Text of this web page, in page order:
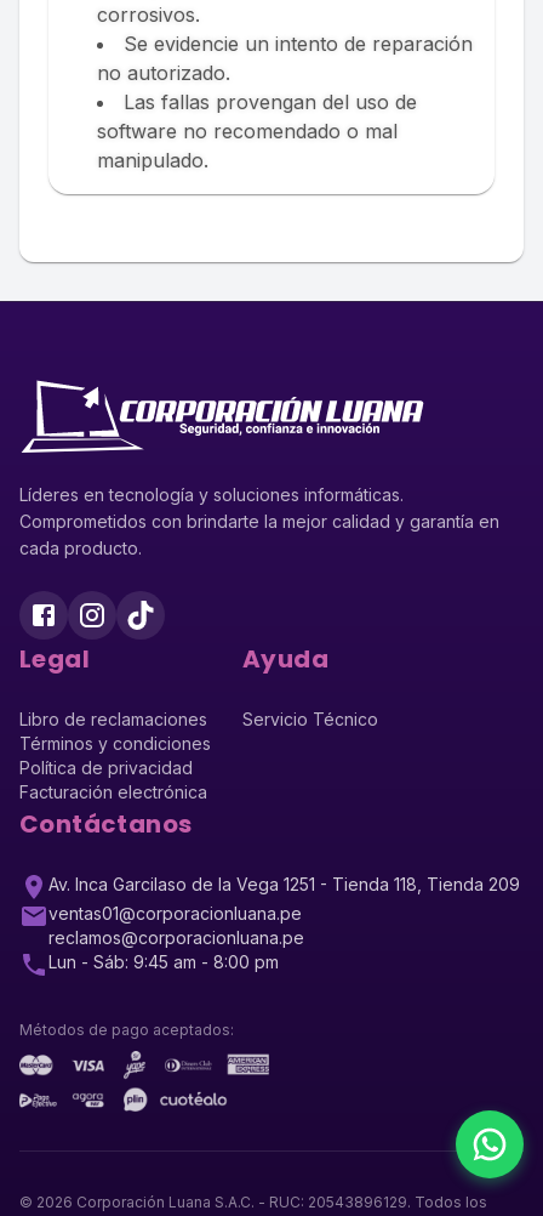
corrosivos.
Se evidencie un intento de reparación
no autorizado.
Las fallas provengan del uso de
software no recomendado o mal
manipulado.
Líderes en tecnología y soluciones informáticas.
Comprometidos con brindarte la mejor calidad y garantía en
cada producto.
Legal
Libro de reclamaciones
Términos y condiciones
Política de privacidad
Facturación electrónica
Ayuda
Servicio Técnico
Contáctanos
Av. Inca Garcilaso de la Vega 1251 - Tienda 118, Tienda 209
ventas01@corporacionluana.pe
reclamos@corporacionluana.pe
Lun - Sáb: 9:45 am - 8:00 pm
Métodos de pago aceptados:
© 2026 Corporación Luana S.A.C. - RUC: 20543896129. Todos los